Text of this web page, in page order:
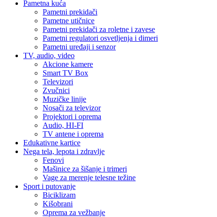
Pametna kuća
Pametni prekidači
Pametne utičnice
Pametni prekidači za roletne i zavese
Pametni regulatori osvetljenja i dimeri
Pametni uređaji i senzor
TV, audio, video
Akcione kamere
Smart TV Box
Televizori
Zvučnici
Muzičke linije
Nosači za televizor
Projektori i oprema
Audio, HI-FI
TV antene i oprema
Edukativne kartice
Nega tela, lepota i zdravlje
Fenovi
Mašinice za šišanje i trimeri
Vage za merenje telesne težine
Sport i putovanje
Biciklizam
Kišobrani
Oprema za vežbanje